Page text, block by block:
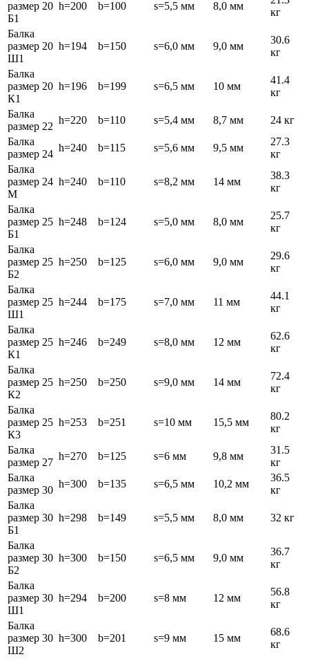
размер 20
Б1
h=200 b=100 s=5,5 мм 8,0 мм
кг
Балка
размер 20
Ш1
h=194 b=150 s=6,0 мм 9,0 мм
30.6
кг
Балка
размер 20
К1
h=196 b=199 s=6,5 мм 10 мм
41.4
кг
Балка
размер 22
h=220 b=110 s=5,4 мм 8,7 мм
24 кг
Балка
размер 24
h=240 b=115 s=5,6 мм 9,5 мм
27.3
кг
Балка
размер 24
М
h=240 b=110 s=8,2 мм 14 мм
38.3
кг
Балка
размер 25
Б1
h=248 b=124 s=5,0 мм 8,0 мм
25.7
кг
Балка
размер 25
Б2
h=250 b=125 s=6,0 мм 9,0 мм
29.6
кг
Балка
размер 25
Ш1
h=244 b=175 s=7,0 мм 11 мм
44.1
кг
Балка
размер 25
К1
h=246 b=249 s=8,0 мм 12 мм
62.6
кг
Балка
размер 25
К2
h=250 b=250 s=9,0 мм 14 мм
72.4
кг
Балка
размер 25
К3
h=253 b=251 s=10 мм 15,5 мм
80.2
кг
Балка
размер 27
h=270 b=125 s=6 мм 9,8 мм
31.5
кг
Балка
размер 30
h=300 b=135 s=6,5 мм 10,2 мм
36.5
кг
Балка
размер 30
Б1
h=298 b=149 s=5,5 мм 8,0 мм 32 кг
Балка
размер 30
Б2
h=300 b=150 s=6,5 мм 9,0 мм
36.7
кг
Балка
размер 30
Ш1
h=294 b=200 s=8 мм 12 мм
56.8
кг
Балка
размер 30
Ш2
h=300 b=201 s=9 мм 15 мм
68.6
кг